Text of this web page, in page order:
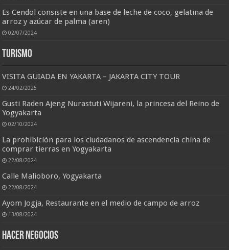
Es Cendol consiste en una base de leche de coco, gelatina de
arroz y azúcar de palma (aren)
02/07/2024
Turismo
VISITA GUIADA EN YAKARTA – JAKARTA CITY TOUR
24/02/2025
Gusti Raden Ajeng Nurastuti Wijareni, la princesa del Reino de
Yogyakarta
02/10/2024
La prohibición para los ciudadanos de ascendencia china de
comprar tierras en Yogyakarta
22/08/2024
Calle Malioboro, Yogyakarta
22/08/2024
Ayom Jogja, Restaurante en el medio de campo de arroz
13/08/2024
HACER NEGOCIOS